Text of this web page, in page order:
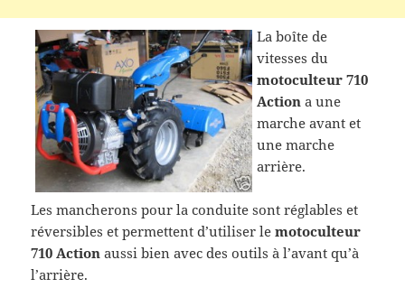
La boîte de
vitesses du
motoculteur 710
Actiona une
marche avant et
une marche
arrière.
Les mancherons pour la conduite sont réglables et
réversibles et permettent d’utiliser lemotoculteur
710 Action aussi bien avec des outils à l’avant qu’à
l’arrière.